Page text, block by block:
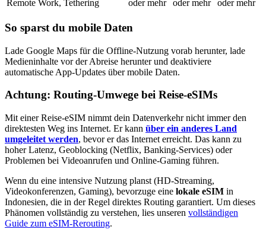
Remote Work, Tethering
oder mehr
oder mehr
oder mehr
So sparst du mobile Daten
Lade Google Maps für die Offline-Nutzung vorab herunter, lade
Medieninhalte vor der Abreise herunter und deaktiviere
automatische App-Updates über mobile Daten.
Achtung: Routing-Umwege bei Reise-eSIMs
Mit einer Reise-eSIM nimmt dein Datenverkehr nicht immer den
direktesten Weg ins Internet. Er kann über ein anderes Land
umgeleitet werden, bevor er das Internet erreicht. Das kann zu
hoher Latenz, Geoblocking (Netflix, Banking-Services) oder
Problemen bei Videoanrufen und Online-Gaming führen.
Wenn du eine intensive Nutzung planst (HD-Streaming,
Videokonferenzen, Gaming), bevorzuge eine lokale eSIM in
Indonesien, die in der Regel direktes Routing garantiert. Um dieses
Phänomen vollständig zu verstehen, lies unseren vollständigen
Guide zum eSIM-Rerouting.